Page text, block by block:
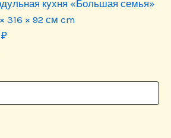
кухня «Большая семья»
316 × 92 см cm
₽